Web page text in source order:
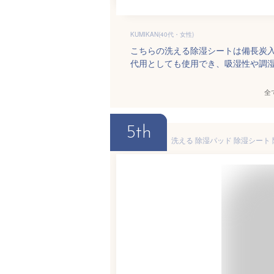
KUMIKAN(40代・女性)
こちらの洗える除湿シートは備長炭
代用としても使用でき、吸湿性や調
全
5th